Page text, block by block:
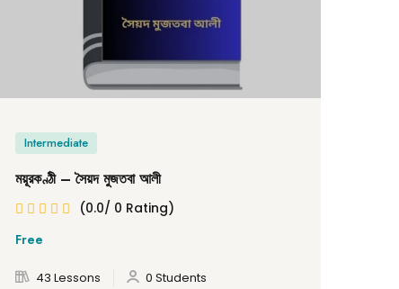
Intermediate
ময়ূরকণ্ঠী – সৈয়দ মুজতবা আলী
(0.0/ 0 Rating)
Free
43 Lessons 0 Students